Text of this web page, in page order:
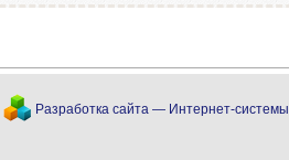
Разработка сайта — Интернет-системы